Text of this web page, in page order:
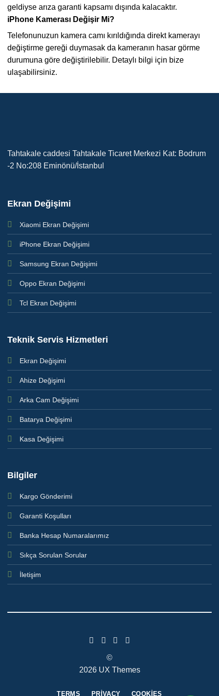
geldiyse arıza garanti kapsamı dışında kalacaktır.
iPhone Kamerası Değişir Mi?
Telefonunuzun kamera camı kırıldığında direkt kamerayı
değiştirme gereği duymasak da kameranın hasar görme
durumuna göre değiştirilebilir. Detaylı bilgi için bize
ulaşabilirsiniz.
Tahtakale caddesi Tahtakale Ticaret Merkezi Kat: Bodrum
-2 No:208 Eminönü/İstanbul
Ekran Değişimi
Xiaomi Ekran Değişimi
iPhone Ekran Değişimi
Samsung Ekran Değişimi
Oppo Ekran Değişimi
Tcl Ekran Değişimi
Teknik Servis Hizmetleri
Ekran Değişimi
Ahize Değişimi
Arka Cam Değişimi
Batarya Değişimi
Kasa Değişimi
Bilgiler
Kargo Gönderimi
Garanti Koşulları
Banka Hesap Numaralarımız
Sıkça Sorulan Sorular
İletişim
©
2026 UX Themes
TERMS PRIVACY COOKIES